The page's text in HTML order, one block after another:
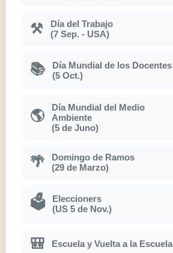
⚒
Día del Trabajo
(7 Sep. - USA)
📚
Día Mundial de los Docentes
(5 Oct.)
🌎
Día Mundial del Medio
Ambiente
(5 de Juno)
🌴
Domingo de Ramos
(29 de Marzo)
🗳
Eleccioners
(US 5 de Nov.)
🎒 Escuela y Vuelta a la Escuela